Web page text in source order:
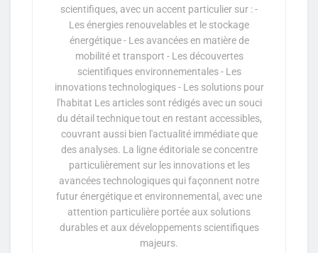
scientifiques, avec un accent particulier sur : -
Les énergies renouvelables et le stockage
énergétique - Les avancées en matière de
mobilité et transport - Les découvertes
scientifiques environnementales - Les
innovations technologiques - Les solutions pour
l'habitat Les articles sont rédigés avec un souci
du détail technique tout en restant accessibles,
couvrant aussi bien l'actualité immédiate que
des analyses. La ligne éditoriale se concentre
particulièrement sur les innovations et les
avancées technologiques qui façonnent notre
futur énergétique et environnemental, avec une
attention particulière portée aux solutions
durables et aux développements scientifiques
majeurs.